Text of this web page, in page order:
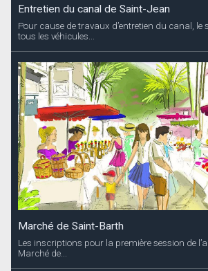
Entretien du canal de Saint-Jean
Pour cause de travaux d’entretien du canal, le
tous les véhicules...
Marché de Saint-Barth
Les inscriptions pour la première session de
Marché de...